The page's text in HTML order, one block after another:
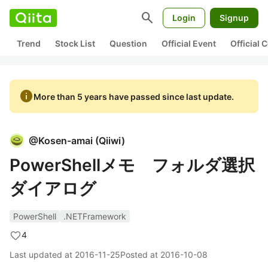
search Login Signup
Trend Stock List Question Official Event Official
infoMore than 5 years have passed since last update.
@Kosen-amai (Qiiwi)
PowerShellメモ フォルダ選択
ダイアログ
PowerShell
.NETFramework
4
Last updated at 2016-11-25Posted at 2016-10-08